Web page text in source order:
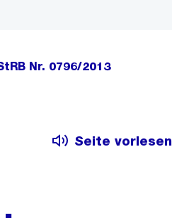
Nr. 0796/2013
Seite vorlesen